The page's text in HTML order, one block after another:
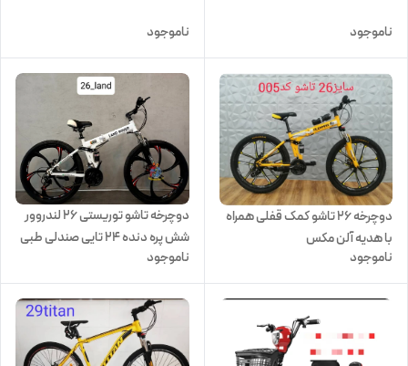
ناموجود ناموجود
دوچرخه ۲۶ تاشو کمک قفلی همراه
با هدیه آلن مکس
ناموجود
دوچرخه تاشو توریستی ۲۶ لندروور
شش پره دنده ۲۴ تایی صندلی طبی
فنری
ناموجود